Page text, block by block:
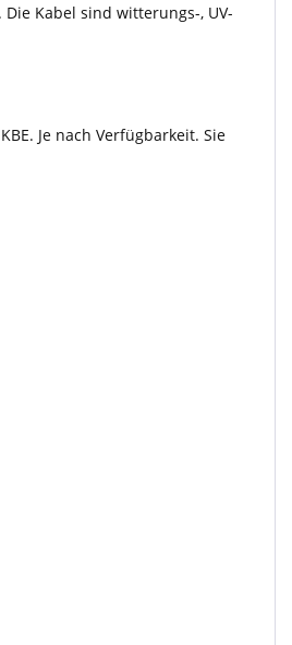
Kabel sind witterungs-, UV-
Je nach Verfügbarkeit. Sie